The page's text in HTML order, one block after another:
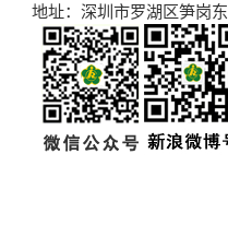
地址：深圳市罗湖区笋岗